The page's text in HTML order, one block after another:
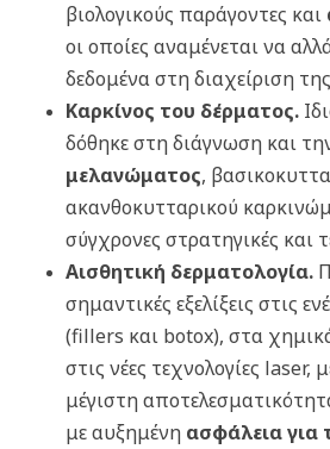
βιολογικούς παράγοντες και
οι οποίες αναμένεται να
δεδομένα στη διαχείριση
Καρκίνος του δέρματος.
δόθηκε στη διάγνωση και
μελανώματος,
ακανθοκυτταρικού
σύγχρονες στρατηγικές και
Αισθητική δερματολογία.
σημαντικές εξελίξεις στις
(fillers και botox), στα
στις νέες τεχνολογίες laser,
μέγιστη
με αυξημένη ασφάλεια για